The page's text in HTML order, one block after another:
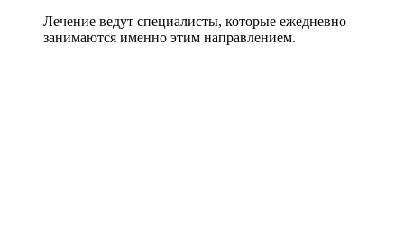
Лечение ведут специалисты, которые ежедневно
занимаются именно этим направлением.